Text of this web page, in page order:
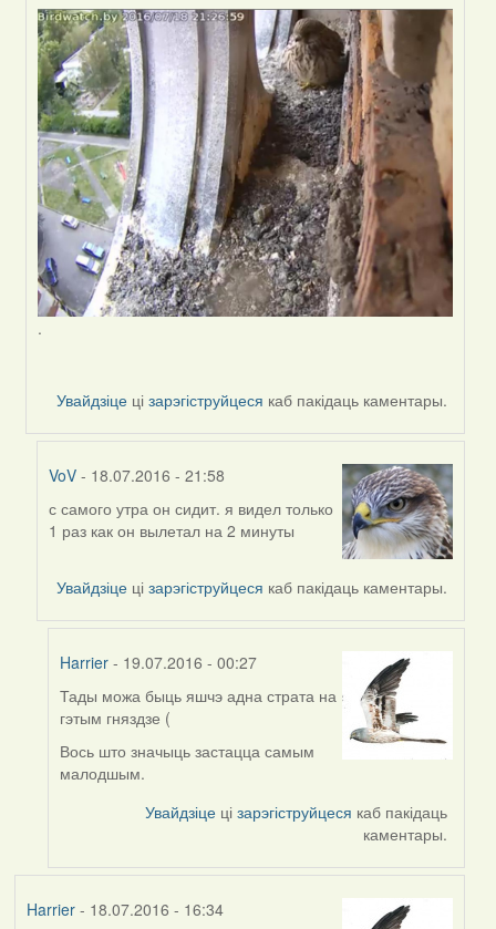
.
Увайдзіце цізарэгіструйцеся каб пакідаць каментары.
VoV - 18.07.2016 - 21:58
In
reply
by
с самого утра он сидит. я видел только
1 раз как он вылетал на 2 минуты
Увайдзіце цізарэгіструйцеся каб пакідаць каментары.
Harrier- 19.07.2016 - 00:27
In
reply
to
by
Тады можа быць яшчэ адна страта на
гэтым гняздзе (
Вось што значыць застацца самым
малодшым.
Увайдзіце цізарэгіструйцеся каб пакідаць
каментары.
Harrier- 18.07.2016 - 16:34